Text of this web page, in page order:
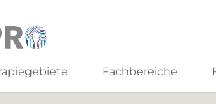
Fachbereiche